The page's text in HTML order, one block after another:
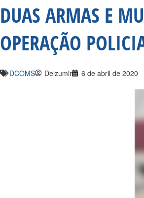
DUAS ARMAS E
OPERAÇÃO
DCOMS Delzumir 6 de abril de 2020